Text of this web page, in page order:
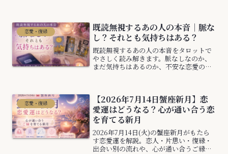
恋愛・復縁
既読無視するあの人の本音｜脈な
し？それとも気持ちはある？
既読無視するあの人の本音をタロットで
やさしく読み解きます。脈なしなのか、
まだ気持ちはあるのか、不安な恋愛の流
恋愛・復縁
【2026年7月14日蟹座新月】恋
愛運はどうなる？心が通い合う恋
を育てる新月
2026年7月14日(火)の蟹座新月がもたら
す恋愛運を解説。恋人・片思い・復縁・
出会い別の流れや、心が通い合うご縁を